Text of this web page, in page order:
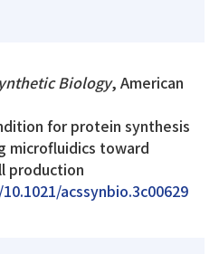
Biology, American
for protein synthesis
microfluidics toward
production
acssynbio.3c00629